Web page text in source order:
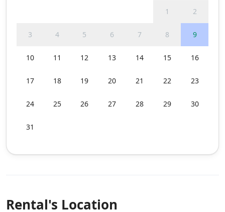
1 2
3 4 5 6 7 8 9
10 11 12 13 14 15 16
17 18 19 20 21 22 23
24 25 26 27 28 29 30
31
Rental's Location